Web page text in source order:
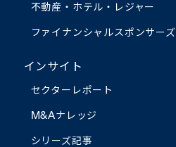
不動産・ホテル・レジャー
ファイナンシャルスポンサーズ
インサイト
セクターレポート
M&Aナレッジ
シリーズ記事